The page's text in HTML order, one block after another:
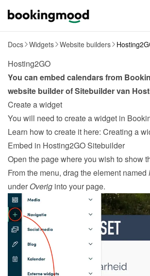
Docs Widgets Website builders
Hosting2GO
You can embed calendars from
website builder of Sitebuilder van
Create a widget
You will need to create a widget in
Learn how to create it here: Creating a
Embed in Hosting2GO Sitebuilder
Open the page where you wish to show
From the menu, drag the element named
under Overig into your page.